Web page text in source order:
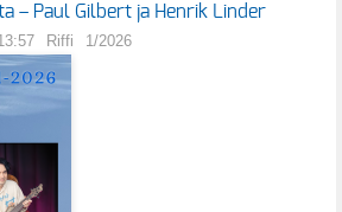
– Paul Gilbert ja Henrik Linder
Riffi 1/2026